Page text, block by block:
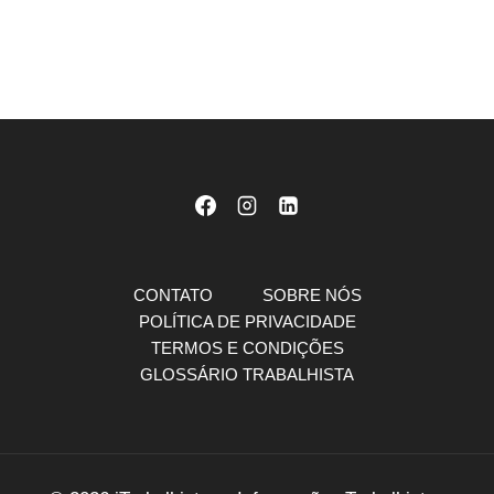
CONTATO
SOBRE NÓS
POLÍTICA DE PRIVACIDADE
TERMOS E CONDIÇÕES
GLOSSÁRIO TRABALHISTA